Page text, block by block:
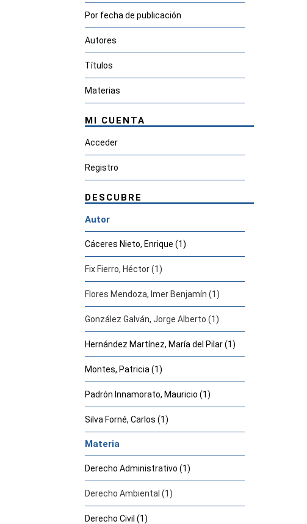
Por fecha de publicación
Autores
Títulos
Materias
MI CUENTA
Acceder
Registro
DESCUBRE
Autor
Cáceres Nieto, Enrique (1)
Fix Fierro, Héctor (1)
Flores Mendoza, Imer Benjamín (1)
González Galván, Jorge Alberto (1)
Hernández Martínez, María del Pilar (1)
Montes, Patricia (1)
Padrón Innamorato, Mauricio (1)
Silva Forné, Carlos (1)
Materia
Derecho Administrativo (1)
Derecho Ambiental (1)
Derecho Civil (1)